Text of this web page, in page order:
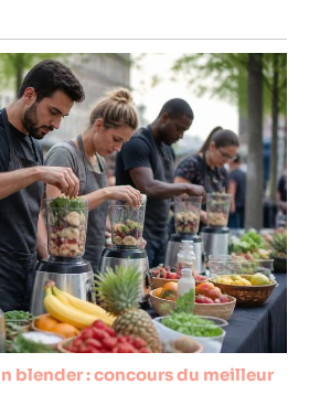
blender : concours du meilleur